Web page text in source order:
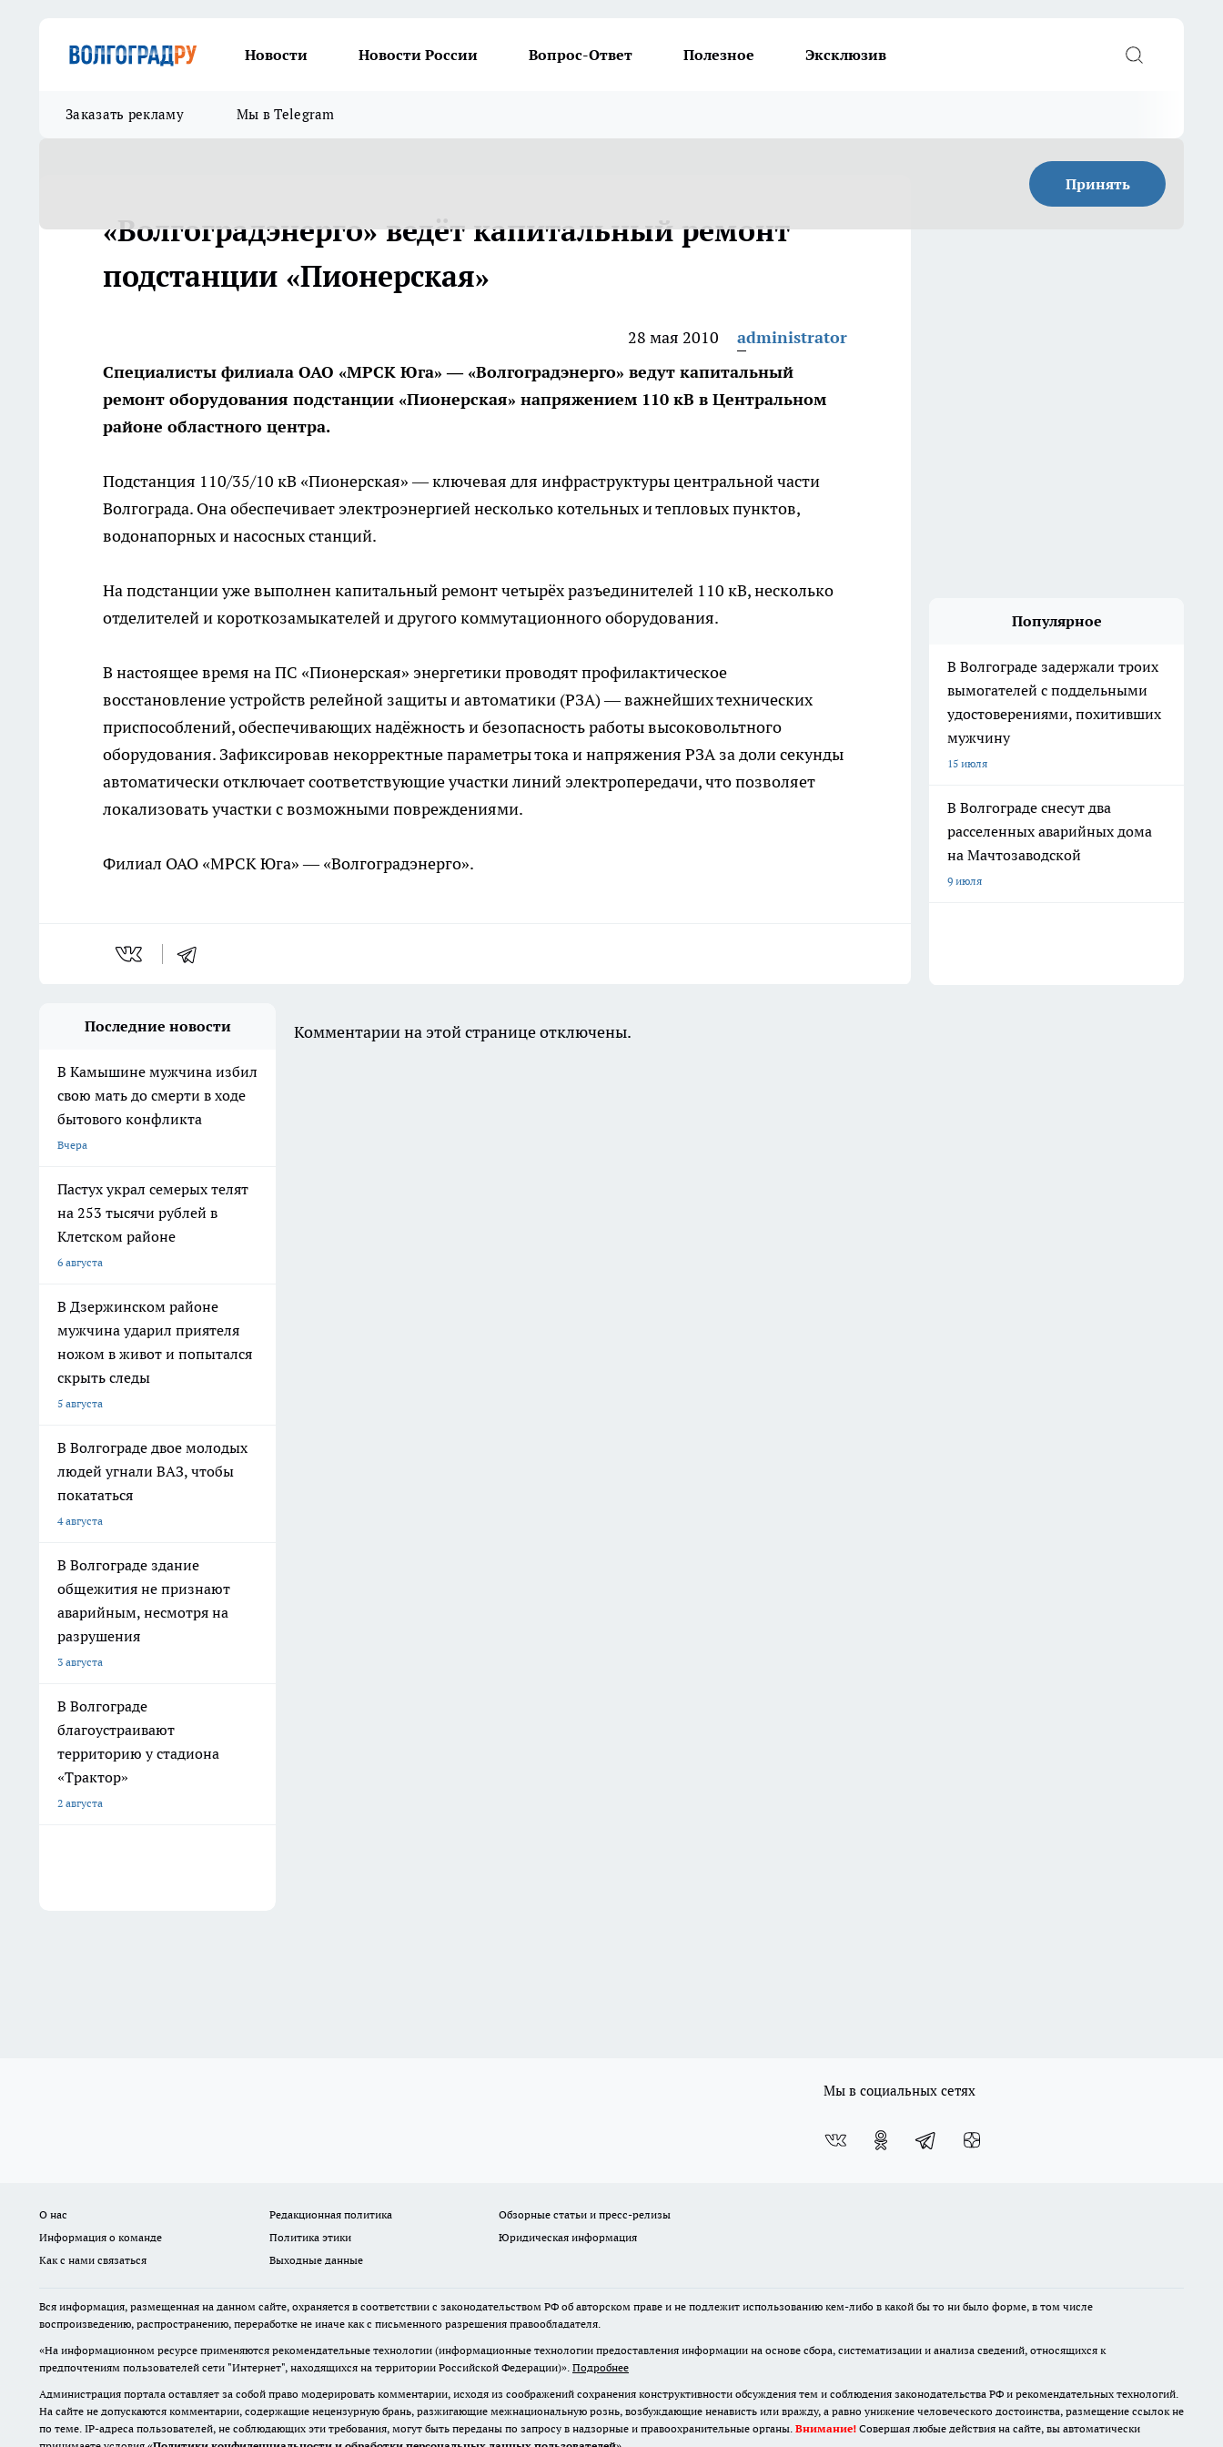
Новости Новости России Вопрос-Ответ Полезное Эксклюзив
Заказать рекламу Мы в Telegram
Принять
«Волгоградэнерго» ведёт капитальный ремонт
подстанции «Пионерская»
28 мая 2010
administrator
Специалисты филиала ОАО «МРСК Юга» — «Волгоградэнерго» ведут капитальный
ремонт оборудования подстанции «Пионерская» напряжением 110 кВ в Центральном
районе областного центра.
Подстанция 110/35/10 кВ «Пионерская» — ключевая для инфраструктуры центральной части
Волгограда. Она обеспечивает электроэнергией несколько котельных и тепловых пунктов,
водонапорных и насосных станций.
На подстанции уже выполнен капитальный ремонт четырёх разъединителей 110 кВ, несколько
отделителей и короткозамыкателей и другого коммутационного оборудования.
В настоящее время на ПС «Пионерская» энергетики проводят профилактическое
восстановление устройств релейной защиты и автоматики (РЗА) — важнейших технических
приспособлений, обеспечивающих надёжность и безопасность работы высоковольтного
оборудования. Зафиксировав некорректные параметры тока и напряжения РЗА за доли секунды
автоматически отключает соответствующие участки линий электропередачи, что позволяет
локализовать участки с возможными повреждениями.
Филиал ОАО «МРСК Юга» — «Волгоградэнерго».
Популярное
В Волгограде задержали троих
вымогателей с поддельными
удостоверениями, похитивших
мужчину
15 июля
В Волгограде снесут два
расселенных аварийных дома
на Мачтозаводской
9 июля
Последние новости
В Камышине мужчина избил
свою мать до смерти в ходе
бытового конфликта
Вчера
Пастух украл семерых телят
на 253 тысячи рублей в
Клетском районе
6 августа
В Дзержинском районе
мужчина ударил приятеля
ножом в живот и попытался
скрыть следы
5 августа
В Волгограде двое молодых
людей угнали ВАЗ, чтобы
покататься
4 августа
В Волгограде здание
общежития не признают
аварийным, несмотря на
разрушения
3 августа
В Волгограде
благоустраивают
территорию у стадиона
«Трактор»
2 августа
Комментарии на этой странице отключены.
Мы в социальных сетях
О нас Редакционная политика
Обзорные статьи и пресс-релизы
Информация о команде
Политика этики
Юридическая информация
Как с нами связаться
Выходные данные
Вся информация, размещенная на данном сайте, охраняется в соответствии с законодательством РФ об авторском праве и не подлежит использованию кем-либо в какой бы то ни было форме, в том числе
воспроизведению, распространению, переработке не иначе как с письменного разрешения правообладателя.
«На информационном ресурсе применяются рекомендательные технологии (информационные технологии предоставления информации на основе сбора, систематизации и анализа сведений, относящихся к
предпочтениям пользователей сети "Интернет", находящихся на территории Российской Федерации)». Подробнее
Администрация портала оставляет за собой право модерировать комментарии, исходя из соображений сохранения конструктивности обсуждения тем и соблюдения законодательства РФ и рекомендательных технологий.
На сайте не допускаются комментарии, содержащие нецензурную брань, разжигающие межнациональную рознь, возбуждающие ненависть или вражду, а равно унижение человеческого достоинства, размещение ссылок не
по теме. IP-адреса пользователей, не соблюдающих эти требования, могут быть переданы по запросу в надзорные и правоохранительные органы. Внимание! Совершая любые действия на сайте, вы автоматически